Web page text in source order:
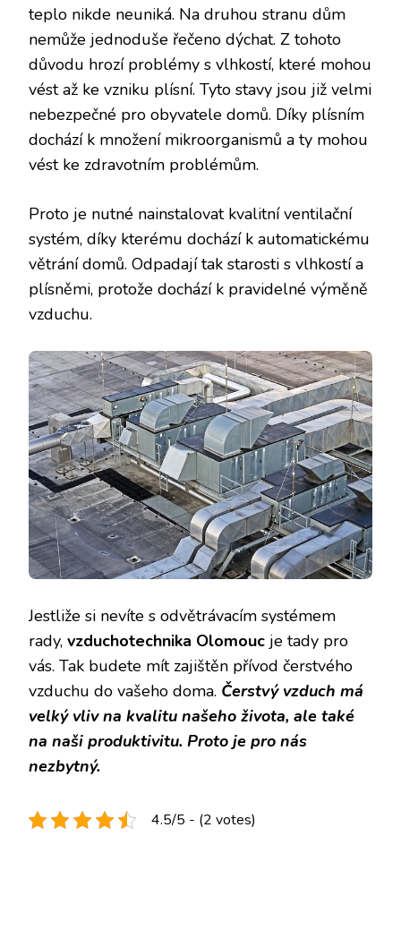
teplo nikde neuniká. Na druhou stranu dům
nemůže jednoduše řečeno dýchat. Z tohoto
důvodu hrozí problémy s vlhkostí, které mohou
vést až ke vzniku plísní. Tyto stavy jsou již velmi
nebezpečné pro obyvatele domů. Díky plísním
dochází k množení mikroorganismů a ty mohou
vést ke zdravotním problémům.
Proto je nutné nainstalovat kvalitní ventilační
systém, díky kterému dochází k automatickému
větrání domů. Odpadají tak starosti s vlhkostí a
plísněmi, protože dochází k pravidelné výměně
vzduchu.
Jestliže si nevíte s odvětrávacím systémem
rady, vzduchotechnika Olomouc je tady pro
vás. Tak budete mít zajištěn přívod čerstvého
vzduchu do vašeho doma. Čerstvý vzduch má
velký vliv na kvalitu našeho života, ale také
na naši produktivitu. Proto je pro nás
nezbytný.
4.5/5 - (2 votes)